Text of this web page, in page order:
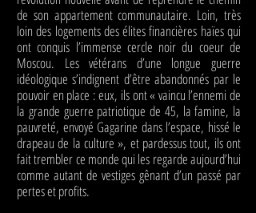
de son appartement communautaire. Loin, très
loin des logements des élites financières haïes qui
ont conquis l’immense cercle noir du coeur de
Moscou. Les vétérans d’une longue guerre
idéologique s’indignent d’être abandonnés par le
pouvoir en place : eux, ils ont « vaincu l’ennemi de
la grande guerre patriotique de 45, la famine, la
pauvreté, envoyé Gagarine dans l’espace, hissé le
drapeau de la culture », et pardessus tout, ils ont
fait trembler ce monde qui les regarde aujourd’hui
comme autant de vestiges gênant d’un passé par
pertes et profits.